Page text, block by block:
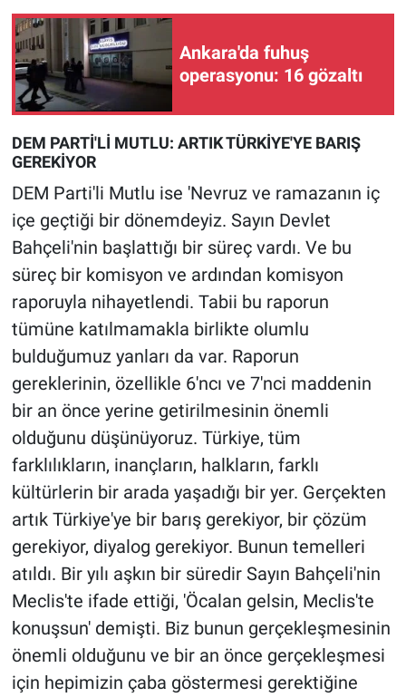
Ankara'da fuhuş
operasyonu: 16 gözaltı
DEM PARTİ'Lİ MUTLU: ARTIK TÜRKİYE'YE BARIŞ
GEREKİYOR
DEM Parti'li Mutlu ise 'Nevruz ve ramazanın iç
içe geçtiği bir dönemdeyiz. Sayın Devlet
Bahçeli'nin başlattığı bir süreç vardı. Ve bu
süreç bir komisyon ve ardından komisyon
raporuyla nihayetlendi. Tabii bu raporun
tümüne katılmamakla birlikte olumlu
bulduğumuz yanları da var. Raporun
gereklerinin, özellikle 6'ncı ve 7'nci maddenin
bir an önce yerine getirilmesinin önemli
olduğunu düşünüyoruz. Türkiye, tüm
farklılıkların, inançların, halkların, farklı
kültürlerin bir arada yaşadığı bir yer. Gerçekten
artık Türkiye'ye bir barış gerekiyor, bir çözüm
gerekiyor, diyalog gerekiyor. Bunun temelleri
atıldı. Bir yılı aşkın bir süredir Sayın Bahçeli'nin
Meclis'te ifade ettiği, 'Öcalan gelsin, Meclis'te
konuşsun' demişti. Biz bunun gerçekleşmesinin
önemli olduğunu ve bir an önce gerçekleşmesi
için hepimizin çaba göstermesi gerektiğine